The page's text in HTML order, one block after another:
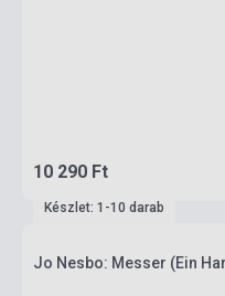
10 290 Ft
Készlet: 1-10 darab
Jo Nesbo: Messer (Ein